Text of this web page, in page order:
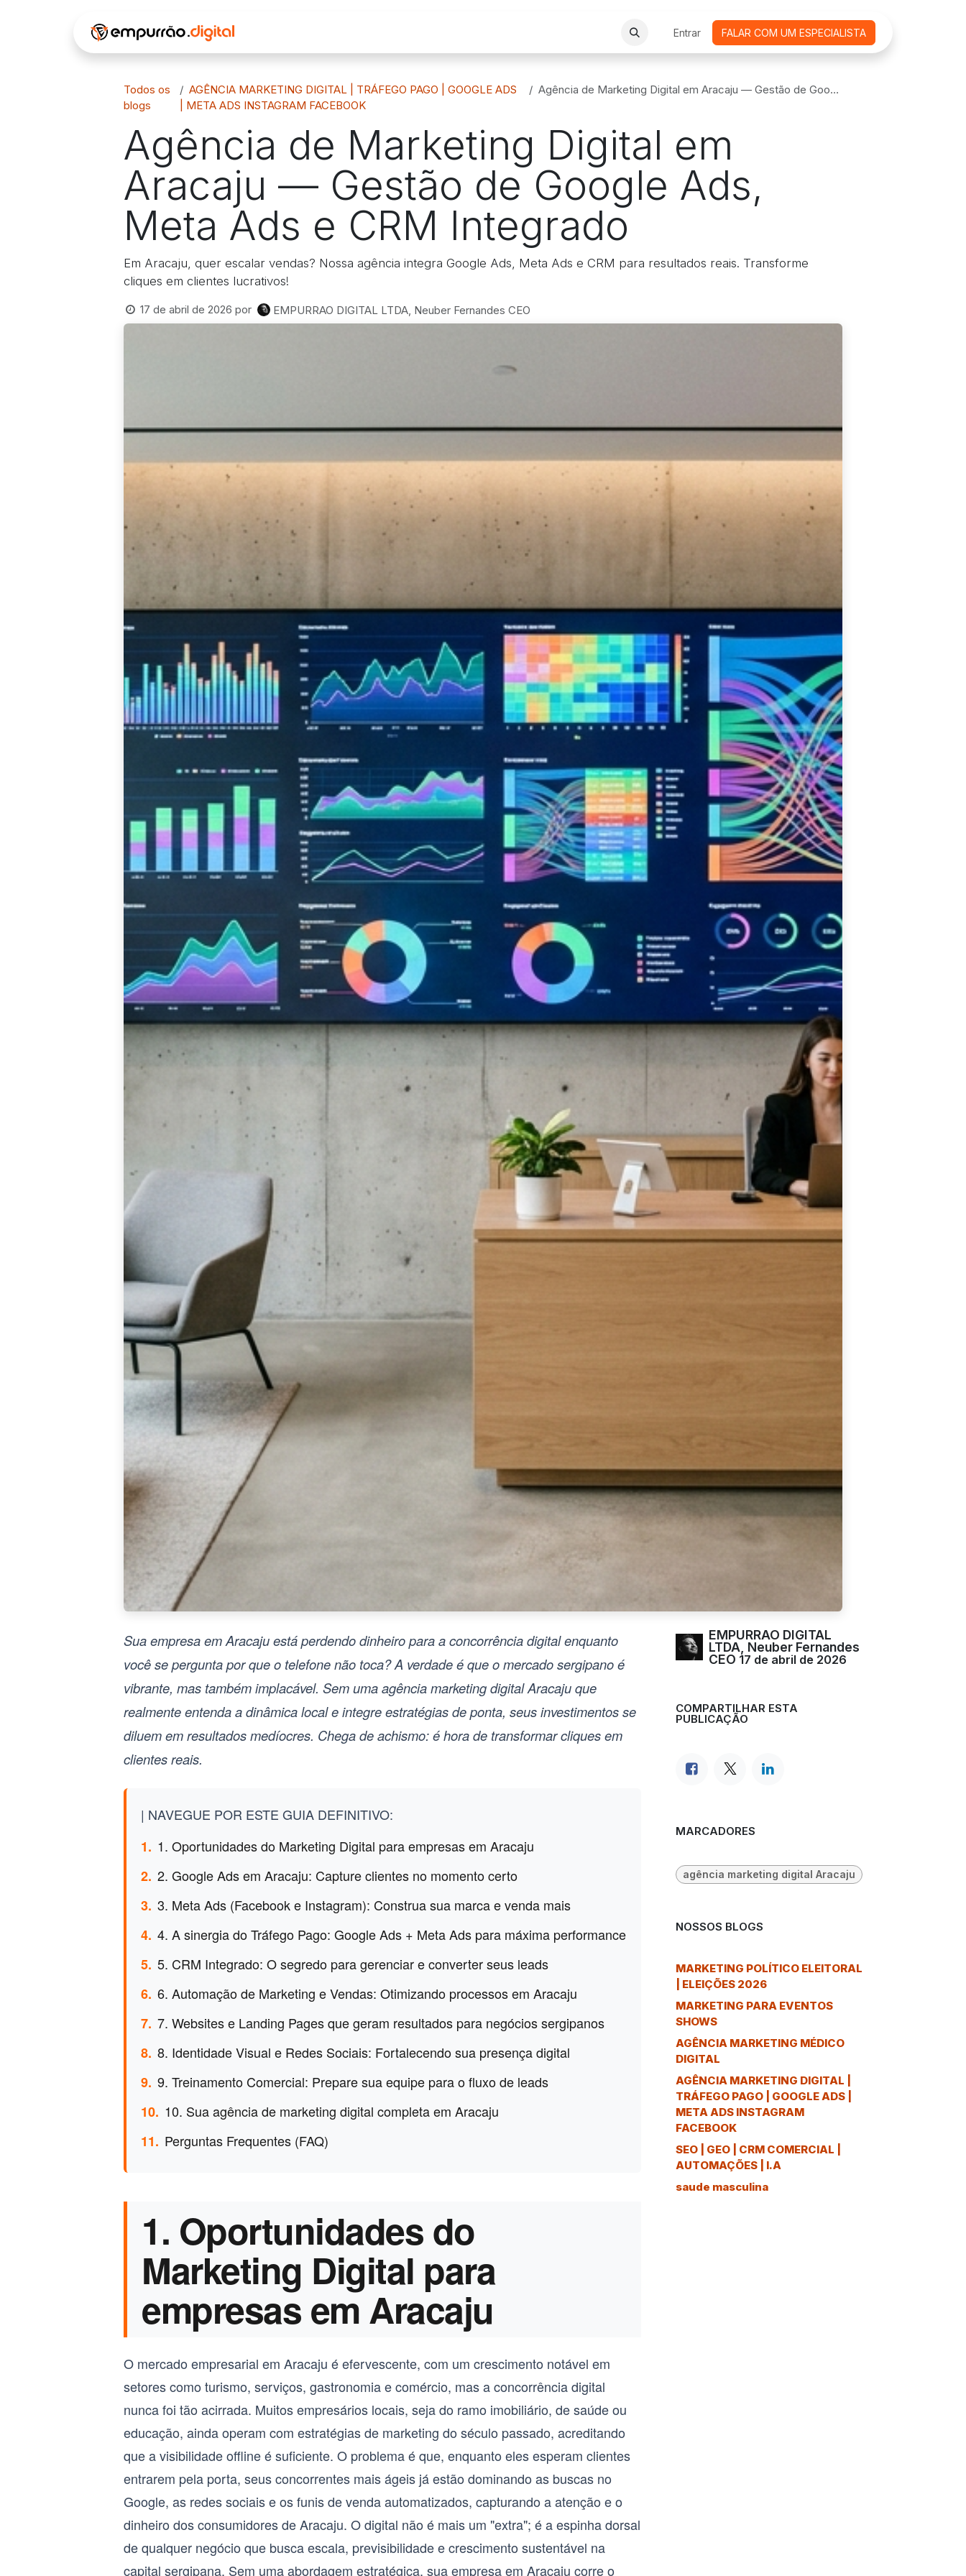
LOJA VIRTUAL CURSOS ONLINE AGENDAMENTO DE REUNIÕES
Entrar FALAR COM UM ESPECIALISTA
Todos os
blogs
AGÊNCIA MARKETING DIGITAL | TRÁFEGO PAGO | GOOGLE ADS
| META ADS INSTAGRAM FACEBOOK
Agência de Marketing Digital em Aracaju — Gestão de Google Ads, Meta Ads e CRM Integrado
Agência de Marketing Digital em
Aracaju — Gestão de Google Ads,
Meta Ads e CRM Integrado
Em Aracaju, quer escalar vendas? Nossa agência integra Google Ads, Meta Ads e CRM para resultados reais. Transforme
cliques em clientes lucrativos!
17 de abril de 2026 por EMPURRAO DIGITAL LTDA, Neuber Fernandes CEO
Sua empresa em Aracaju está perdendo dinheiro para a concorrência digital enquanto
você se pergunta por que o telefone não toca? A verdade é que o mercado sergipano é
vibrante, mas também implacável. Sem umaagência marketing digital Aracajuque
realmente entenda a dinâmica local e integre estratégias de ponta, seus investimentos se
diluem em resultados medíocres. Chega de achismo: é hora de transformar cliques em
clientes reais.
| NAVEGUE POR ESTE GUIA DEFINITIVO:
1. 1. Oportunidades do Marketing Digital para empresas em Aracaju
2. 2. Google Ads em Aracaju: Capture clientes no momento certo
3. 3. Meta Ads (Facebook e Instagram): Construa sua marca e venda mais
4. 4. A sinergia do Tráfego Pago: Google Ads + Meta Ads para máxima performance
5. 5. CRM Integrado: O segredo para gerenciar e converter seus leads
6. 6. Automação de Marketing e Vendas: Otimizando processos em Aracaju
7. 7. Websites e Landing Pages que geram resultados para negócios sergipanos
8. 8. Identidade Visual e Redes Sociais: Fortalecendo sua presença digital
9. 9. Treinamento Comercial: Prepare sua equipe para o fluxo de leads
10. 10. Sua agência de marketing digital completa em Aracaju
11. Perguntas Frequentes (FAQ)
1. Oportunidades do
Marketing Digital para
empresas em Aracaju
O mercado empresarial em Aracaju é efervescente, com um crescimento notável em
setores como turismo, serviços, gastronomia e comércio, mas a concorrência digital
nunca foi tão acirrada. Muitos empresários locais, seja do ramo imobiliário, de saúde ou
educação, ainda operam com estratégias de marketing do século passado, acreditando
que a visibilidade offline é suficiente. O problema é que, enquanto eles esperam clientes
entrarem pela porta, seus concorrentes mais ágeis já estão dominando as buscas no
Google, as redes sociais e os funis de venda automatizados, capturando a atenção e o
dinheiro dos consumidores de Aracaju. O digital não é mais um "extra"; é a espinha dorsal
de qualquer negócio que busca escala, previsibilidade e crescimento sustentável na
capital sergipana. Sem uma abordagem estratégica, sua empresa em Aracaju corre o
EMPURRAO DIGITAL
LTDA, Neuber Fernandes
CEO 17 de abril de 2026
COMPARTILHAR ESTA
PUBLICAÇÃO
MARCADORES
agência marketing digital Aracaju
NOSSOS BLOGS
MARKETING POLÍTICO ELEITORAL
| ELEIÇÕES 2026
MARKETING PARA EVENTOS
SHOWS
AGÊNCIA MARKETING MÉDICO
DIGITAL
AGÊNCIA MARKETING DIGITAL |
TRÁFEGO PAGO | GOOGLE ADS |
META ADS INSTAGRAM
FACEBOOK
SEO | GEO | CRM COMERCIAL |
AUTOMAÇÕES | I.A
saude masculina